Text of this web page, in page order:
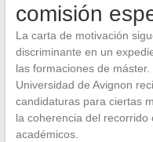
comisión
La carta de motivación
discriminante en un
las formaciones de
Universidad de Avignon
candidaturas para ciertas
la coherencia del
académicos.